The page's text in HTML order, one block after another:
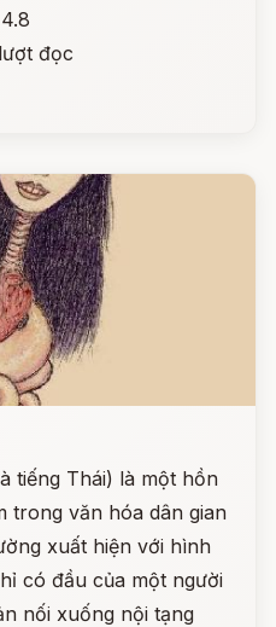
4.8
đọc
tiếng Thái) là một hồn
trong văn hóa dân gian
xuất hiện với hình
có đầu của một người
nối xuống nội tạng